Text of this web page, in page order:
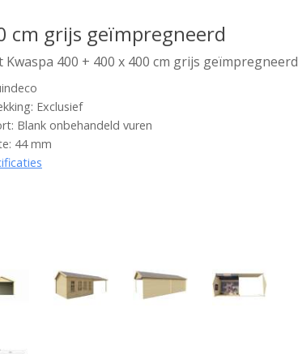
cm grijs geïmpregneerd
Kwaspa 400 + 400 x 400 cm grijs geïmpregneerd
Exclusief
Blank onbehandeld vuren
44 mm